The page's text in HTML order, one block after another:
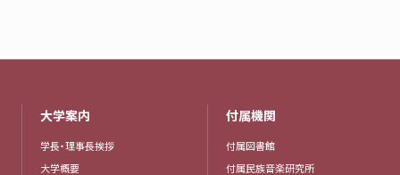
大学案内
学長・理事長挨拶
大学概要
付属機関
付属図書館
付属民族音楽研究所